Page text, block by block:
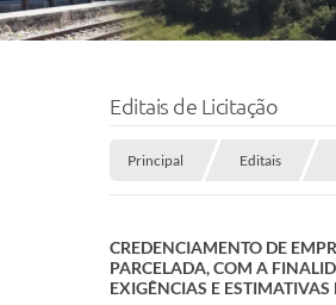
Editais de Licitação
Principal Editais
CREDENCIAMENTO DE
PARCELADA, COM A
EXIGÊNCIAS E